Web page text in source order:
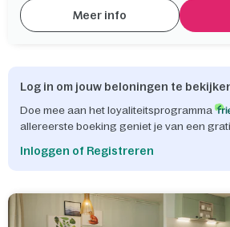
Meer info
Log in om jouw beloningen te
Doe mee aan het loyaliteitsprogramma
allereerste boeking geniet je van een
Inloggen of Registreren